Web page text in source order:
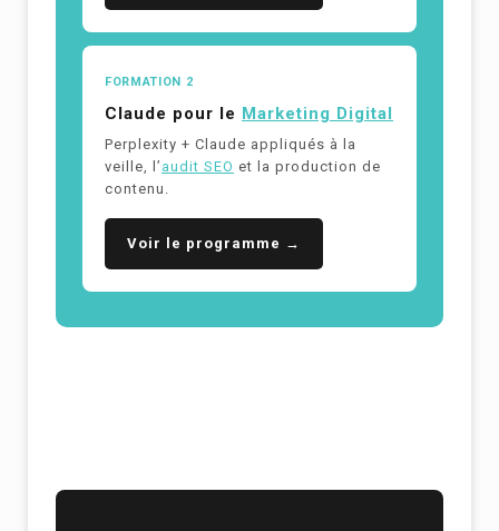
FORMATION 2
Claude pour le Marketing Digital
Perplexity + Claude appliqués à la
veille, l’ audit SEO et la production de
contenu.
Voir le programme →